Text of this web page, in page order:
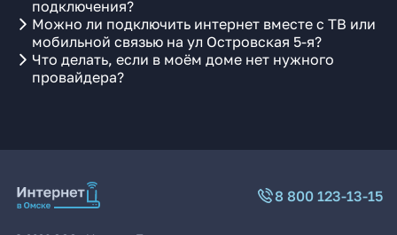
подключения?
Можно ли подключить интернет вместе с ТВ или
мобильной связью на ул Островская 5-я?
Что делать, если в моём доме нет нужного
провайдера?
8 800 123-13-15